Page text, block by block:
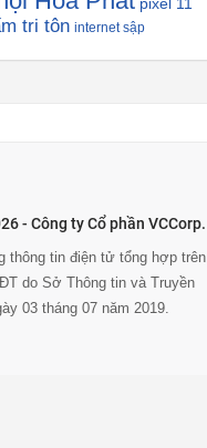
tri tôn internet sập
- Công ty Cổ phần VCCorp.
thông tin điện tử tổng hợp trên
do Sở Thông tin và Truyền
03 tháng 07 năm 2019.